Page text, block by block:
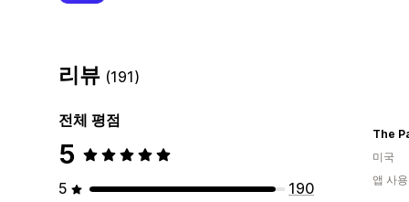
리뷰 (191)
전체 평점
5
5
190
The
미국
앱 사